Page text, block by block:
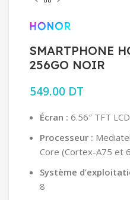
SMARTPHONE
256GO NOIR
549.00 DT
Écran : 6.56″ TFT
Processeur :
Core (Cortex-A75 et
Système
8